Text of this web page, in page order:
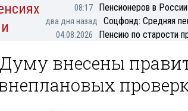
Персоны Мнения Регионы
08:17 Пенсионеров в
два дня назад Соцфонд: Средняя
04.08.2026 Пенсию по старости
внесены